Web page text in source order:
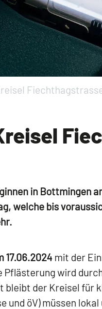
in
welche bis
17.06.2024 mit der
wird
bleibt der Kreisel für
und öV) müssen